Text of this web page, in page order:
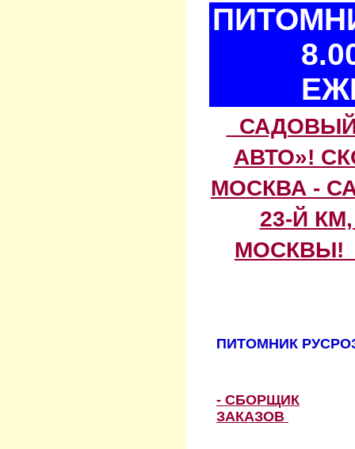
АВТО»!
МОСКВА -
23-Й
МОСКВЫ!
ПИТОМНИК
- СБОРЩИК
ЗАКАЗОВ